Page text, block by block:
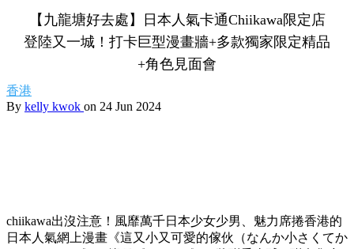
【九龍塘好去處】日本人氣卡通Chiikawa限定店
登陸又一城！打卡巨型漫畫牆+多款獨家限定精品
+角色見面會
香港
By kelly kwok on 24 Jun 2024
chiikawa出沒注意！風靡萬千日本少女少男、魅力席捲香港的
日本人氣網上漫畫《這又小又可愛的傢伙（なんか小さくてか